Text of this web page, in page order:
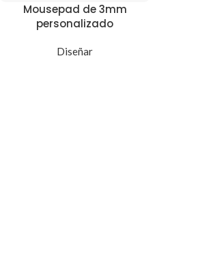
Mousepad de 3mm
personalizado
Diseñar